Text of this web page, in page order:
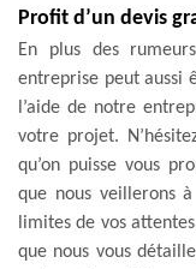
Profit d’un devis
En plus des
entreprise peut aussi
l’aide de notre
votre projet.
qu’on puisse vous
que nous veillerons
limites de vos
que nous vous